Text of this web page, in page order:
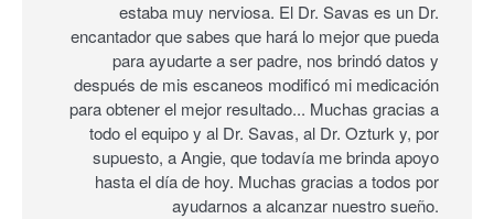
estaba muy nerviosa. El Dr. Savas es un Dr.
encantador que sabes que hará lo mejor que pueda
para ayudarte a ser padre, nos brindó datos y
después de mis escaneos modificó mi medicación
para obtener el mejor resultado... Muchas gracias a
todo el equipo y al Dr. Savas, al Dr. Ozturk y, por
supuesto, a Angie, que todavía me brinda apoyo
hasta el día de hoy. Muchas gracias a todos por
ayudarnos a alcanzar nuestro sueño.